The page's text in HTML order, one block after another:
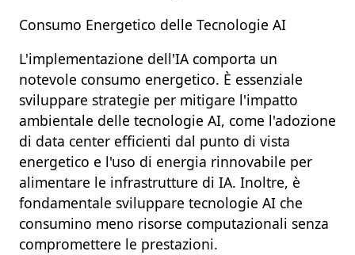
Consumo Energetico delle Tecnologie AI
L'implementazione dell'IA comporta un
notevole consumo energetico. È essenziale
sviluppare strategie per mitigare l'impatto
ambientale delle tecnologie AI, come l'adozione
di data center efficienti dal punto di vista
energetico e l'uso di energia rinnovabile per
alimentare le infrastrutture di IA. Inoltre, è
fondamentale sviluppare tecnologie AI che
consumino meno risorse computazionali senza
compromettere le prestazioni.